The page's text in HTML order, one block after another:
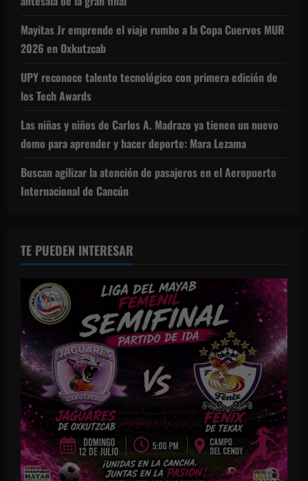
Mayitas Jr emprende el viaje rumbo a la Copa Cuervos MUR
2026 en Oxkutzcab
UPY reconoce talento tecnológico con primera edición de
los Tech Awards
Las niñas y niños de Carlos A. Madrazo ya tienen un nuevo
domo para aprender y hacer deporte: Mara Lezama
Buscan agilizar la atención de pasajeros en el Aeropuerto
Internacional de Cancún
TE PUEDEN INTERESAR